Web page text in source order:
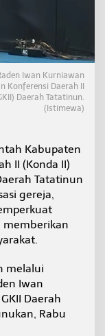
Iwan Kurniawan
Daerah II
Daerah Tatatinun.
(Istimewa)
Kabupaten
II (Konda II)
Tatatinun
gereja,
memberikan
melalui
Iwan
Daerah
Rabu